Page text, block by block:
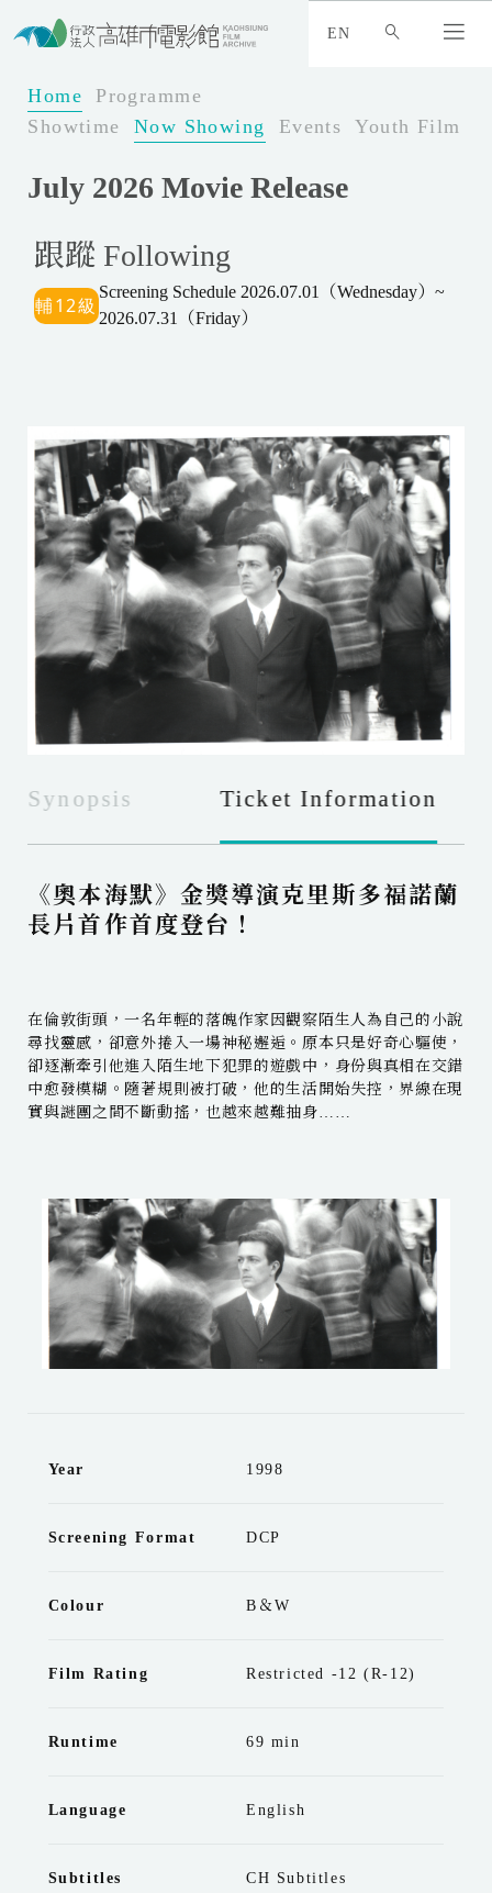
EN
Home
Programme
Showtime
Now Showing Events Youth Film
July 2026 Movie Release
跟蹤 Following
Screening Schedule 2026.07.01（Wednesday）~
2026.07.31（Friday）
Synopsis Ticket Information
《奧本海默》金獎導演克里斯多福諾蘭
長片首作首度登台！
在倫敦街頭，一名年輕的落魄作家因觀察陌生人為自己的小說
尋找靈感，卻意外捲入一場神秘邂逅。原本只是好奇心驅使，
卻逐漸牽引他進入陌生地下犯罪的遊戲中，身份與真相在交錯
中愈發模糊。隨著規則被打破，他的生活開始失控，界線在現
實與謎團之間不斷動搖，也越來越難抽身……
Year 1998
Screening Format DCP
Colour B＆W
Film Rating Restricted -12 (R-12)
Runtime 69 min
Language English
Subtitles CH Subtitles